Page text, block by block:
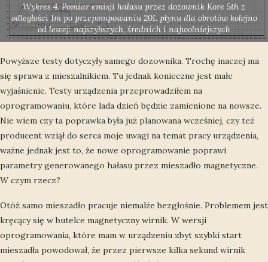
Wykres 4. Pomiar emisji hałasu przez dozownik Kore 5th z
odległości 1m po przepompowaniu 20L płynu dla obrotów kolejno
od lewej: najszybszych, średnich i najwolniejszych
Powyższe testy dotyczyły samego dozownika. Trochę inaczej ma
się sprawa z mieszalnikiem. Tu jednak konieczne jest małe
wyjaśnienie. Testy urządzenia przeprowadziłem na
oprogramowaniu, które lada dzień będzie zamienione na nowsze.
Nie wiem czy ta poprawka była już planowana wcześniej, czy też
producent wziął do serca moje uwagi na temat pracy urządzenia,
ważne jednak jest to, że nowe oprogramowanie poprawi
parametry generowanego hałasu przez mieszadło magnetyczne.
W czym rzecz?
Otóż samo mieszadło pracuje niemalże bezgłośnie. Problemem jest
kręcący się w butelce magnetyczny wirnik. W wersji
oprogramowania, które mam w urządzeniu zbyt szybki start
mieszadła powodował, że przez pierwsze kilka sekund wirnik